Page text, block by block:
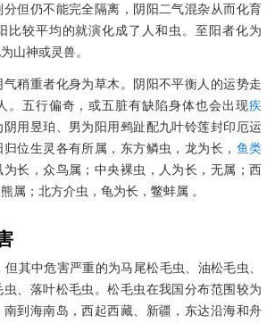
但仍不能完全隔离，阴阳二气混杂从而化育
比较平均的就演化成了人和虫。至阳者化为
山神或灵兽。
稍重者化身为草木。阴阳不平衡人的运势走
。五行偏奇，或五脏有缺陷身体也会出现疾
阴用昱珀、男为阳用鹀趾配九叶铃莲封印厄运
位生灵各有所属，东方鳞虫，龙为长， 鱼类
为长，众鸟属；中央裸虫，人为长，无属；西
属；北方介虫，龟为长，鳖蚌属 。
其中危害严重的为马尾松毛虫、油松毛虫、
、落叶松毛虫。松毛虫在我国分布范围较为
南到海南岛，西起西藏、新疆，东达沿海和舟